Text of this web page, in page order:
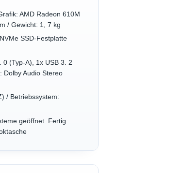
AMD Radeon 610M
/ Gewicht: 1, 7 kg
SSD-Festplatte
0 (Typ-A), 1x USB 3. 2
Dolby Audio Stereo
/ Betriebssystem:
geöffnet. Fertig